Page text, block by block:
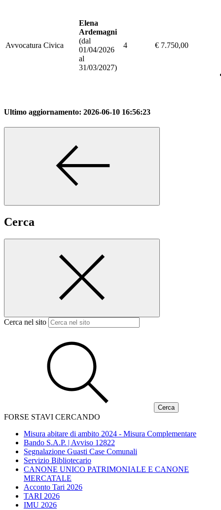
Avvocatura Civica
Elena
Ardemagni
(dal
01/04/2026
al
31/03/2027)
4 € 7.750,00
Ultimo aggiornamento: 2026-06-10 16:56:23
Cerca
Cerca nel sito
FORSE STAVI CERCANDO
Misura abitare di ambito 2024 - Misura Complementare
Bando S.A.P. | Avviso 12822
Segnalazione Guasti Case Comunali
Servizio Bibliotecario
CANONE UNICO PATRIMONIALE E CANONE
MERCATALE
Acconto Tari 2026
TARI 2026
IMU 2026